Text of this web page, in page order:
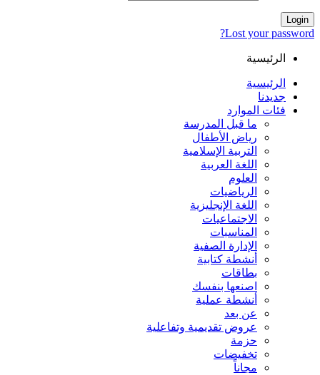
Login
Lost your password?
الرئيسية
الرئيسية
جديدنا
فئات الموارد
ما قبل المدرسة
رياض الأطفال
التربية الإسلامية
اللغة العربية
العلوم
الرياضيات
اللغة الإنجليزية
الاجتماعيات
المناسبات
الإدارة الصفية
أنشطة كتابية
بطاقات
اصنعها بنفسك
أنشطة عملية
عن بعد
عروض تقديمية وتفاعلية
حزمة
تخفيضات
مجاناً